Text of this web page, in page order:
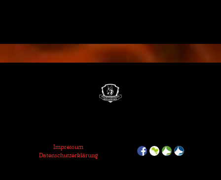
Impressum
Datenschutzerklärung